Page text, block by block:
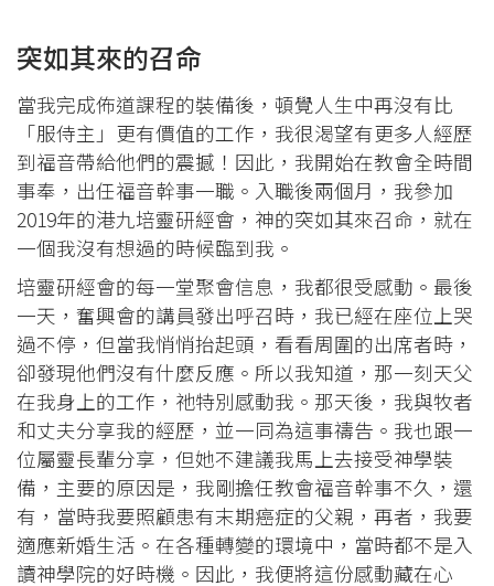
突如其來的召命
當我完成佈道課程的裝備後，頓覺人生中再沒有比
「服侍主」更有價值的工作，我很渴望有更多人經歷
到福音帶給他們的震撼！因此，我開始在教會全時間
事奉，出任福音幹事一職。入職後兩個月，我參加
2019年的港九培靈研經會，神的突如其來召命，就在
一個我沒有想過的時候臨到我。
培靈研經會的每一堂聚會信息，我都很受感動。最後
一天，奮興會的講員發出呼召時，我已經在座位上哭
過不停，但當我悄悄抬起頭，看看周圍的出席者時，
卻發現他們沒有什麼反應。所以我知道，那一刻天父
在我身上的工作，祂特別感動我。那天後，我與牧者
和丈夫分享我的經歷，並一同為這事禱告。我也跟一
位屬靈長輩分享，但她不建議我馬上去接受神學裝
備，主要的原因是，我剛擔任教會福音幹事不久，還
有，當時我要照顧患有末期癌症的父親，再者，我要
適應新婚生活。在各種轉變的環境中，當時都不是入
讀神學院的好時機。因此，我便將這份感動藏在心